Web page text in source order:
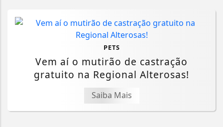
PETS
Vem aí o mutirão de castração
gratuito na Regional Alterosas!
Saiba Mais